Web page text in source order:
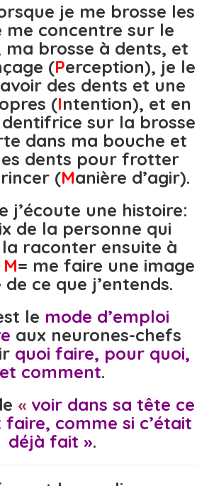
je me brosse les
me concentre sur le
brosse à dents, et
(Perception), je le
des dents et une
(Intention), et en
sur la brosse
dans ma bouche et
dents pour frotter
(Manière d’agir).
j’écoute une histoire:
de la personne qui
la raconter ensuite à
M= me faire une image
ce que j’entends.
le mode d’emploi
aux neurones-chefs
quoi faire, pour quoi,
et comment.
« voir dans sa tête ce
faire, comme si c’était
déjà fait ».